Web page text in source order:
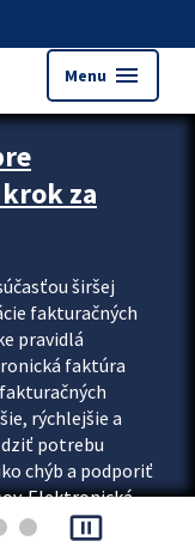
Menu menu
za
širšej
fakturačných
pravidlá
faktúra
rýchlejšie a
potrebu
chýb a podporiť
Elektronická
pause_presentation